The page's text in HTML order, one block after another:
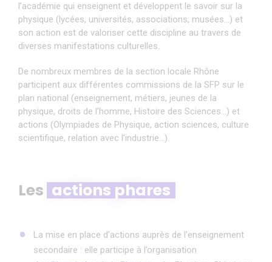
l’académie qui enseignent et développent le savoir sur la
physique (lycées, universités, associations, musées…) et
son action est de valoriser cette discipline au travers de
diverses manifestations culturelles.
De nombreux membres de la section locale Rhône
participent aux différentes commissions de la SFP sur le
plan national (enseignement, métiers, jeunes de la
physique, droits de l’homme, Histoire des Sciences…) et
actions (Olympiades de Physique, action sciences, culture
scientifique, relation avec l’industrie…).
Les actions phares
La mise en place d’actions auprès de l’enseignement
secondaire : elle participe à l’organisation